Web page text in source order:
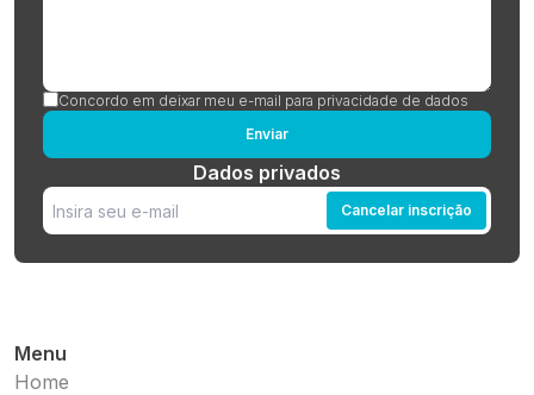
Menu
Home
Concordo em deixar meu e-mail para privacidade de dados
Enviar
Dados privados
Cancelar inscrição